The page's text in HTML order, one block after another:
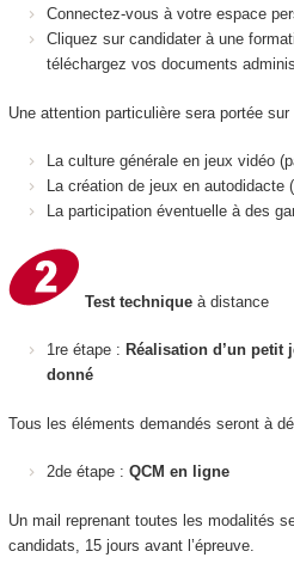
Connectez-vous à votre espace
Cliquez sur candidater à une
téléchargez vos documents
Une attention particulière sera portée sur
La culture générale en jeux vidéo
La création de jeux en autodidacte
La participation éventuelle à des
Test techniqueà distance
1re étape : Réalisation d’un petit
donné
Tous les éléments demandés seront à
2de étape : QCM en ligne
Un mail reprenant toutes les modalités
candidats, 15 jours avant l’épreuve.